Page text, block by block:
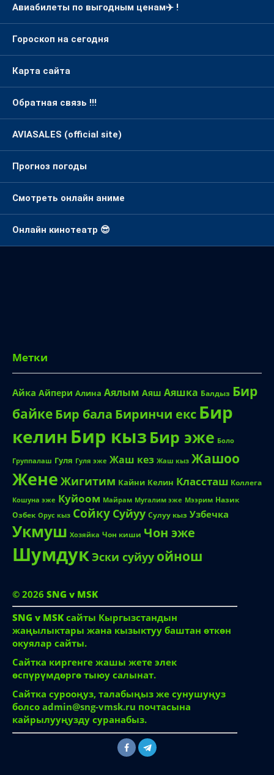
Авиабилеты по выгодным ценам✈️ !
Гороскоп на сегодня
Карта сайта
Обратная связь !!!
AVIASALES (official site)
Прогноз погоды
Смотреть онлайн аниме
Онлайн кинотеатр 😎
Метки
Айка Айпери Алина Аялым Аяш Аяшка Балдыз Бир
байкеБир бала Биринчи екс Бир
келин Бир кыз Бир эже Боло
Группалаш Гуля Гуля эже Жаш кез Жаш кыз Жашоо
Жене Жигитим Кайни Келин Классташ Коллега
Кошуна эже Куйоом Майрам Мугалим эже Мээрим Назик
Озбек Орус кыз Сойку Суйуу Сулуу кыз Узбечка
Укмуш Хозяйка Чон киши Чон эже
ШумдукЭски суйуу ойнош
© 2026 SNG v MSK
SNG v MSK сайты Кыргызстандын
жаңылыктары жана кызыктуу баштан өткөн
окуялар сайты.
Сайтка киргенге жашы жете элек
өспүрүмдөргө тыюу салынат.
Сайтка сурооңуз, талабыңыз же сунушуңуз
болсо admin@sng-vmsk.ru почтасына
кайрылууңузду суранабыз.